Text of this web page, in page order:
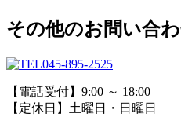
その他のお問い合
045-895-2525
【電話受付】9:00 ～ 18:00
【定休日】土曜日・日曜日